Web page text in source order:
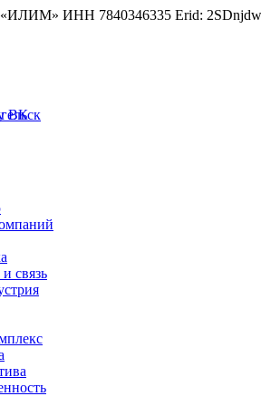
«ИЛИМ» ИНН 7840346335 Erid:
связь